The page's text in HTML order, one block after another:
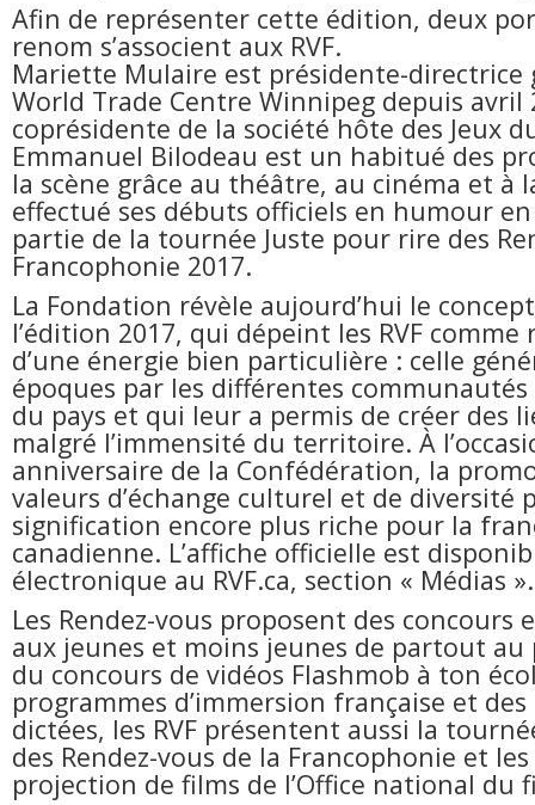
Afin de représenter cette édition, deux
renom s’associent aux RVF.
Mariette Mulaire est présidente-directrice
World Trade Centre Winnipeg depuis avril
coprésidente de la société hôte des Jeux
Emmanuel Bilodeau est un habitué des
la scène grâce au théâtre, au cinéma et à
effectué ses débuts officiels en humour
partie de la tournée Juste pour rire des
Francophonie 2017.
La Fondation révèle aujourd’hui le
l’édition 2017, qui dépeint les RVF
d’une énergie bien particulière : celle
époques par les différentes
du pays et qui leur a permis de créer des
malgré l’immensité du territoire. À
anniversaire de la Confédération, la
valeurs d’échange culturel et de diversité
signification encore plus riche pour la
canadienne. L’affiche officielle est
électronique au RVF.ca, section « Médias ».
Les Rendez-vous proposent des concours
aux jeunes et moins jeunes de partout au
du concours de vidéos Flashmob à ton
programmes d’immersion française et
dictées, les RVF présentent aussi la
des Rendez-vous de la Francophonie et
projection de films de l’Office national du